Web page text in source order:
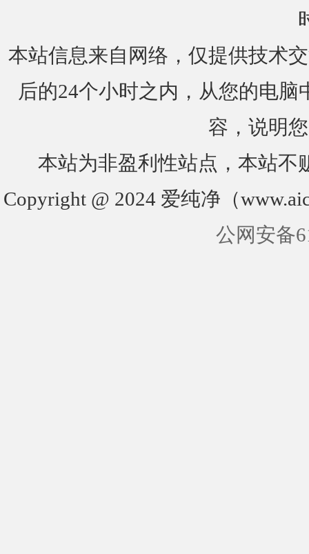
本站信息来自网络，仅提供技术
后的24个小时之内，从您的电
容，说明
本站为非盈利性站点，本站不
Copyright @ 2024 爱纯净（
公网安备